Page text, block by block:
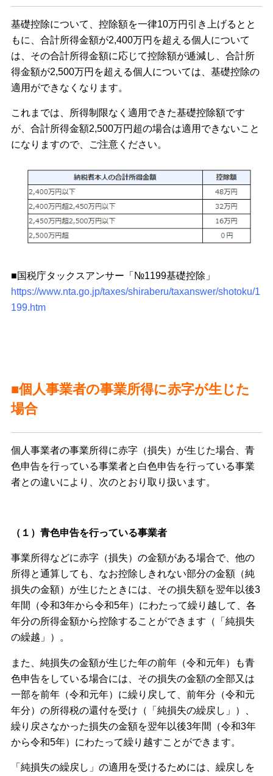
基礎控除について、控除額を一律10万円引き上げるとと
もに、合計所得金額が2,400万円を超える個人について
は、その合計所得金額に応じて控除額が逓減し、合計所
得金額が2,500万円を超える個人については、基礎控除の
適用ができなくなります。
これまでは、所得制限なく適用できた基礎控除額です
が、合計所得金額2,500万円超の場合は適用できないこと
になりますので、ご注意ください。
■国税庁タックスアンサー「№1199基礎控除」
https://www.nta.go.jp/taxes/shiraberu/taxanswer/shotoku/1
199.htm
■個人事業者の事業所得に赤字が生じた
場合
個人事業者の事業所得に赤字（損失）が生じた場合、青
色申告を行っている事業者と白色申告を行っている事業
者との違いにより、次のとおり取り扱います。
（１）青色申告を行っている事業者
事業所得などに赤字（損失）の金額がある場合で、他の
所得と通算しても、なお控除しきれない部分の金額（純
損失の金額）が生じたときには、その損失額を翌年以後3
年間（令和3年から令和5年）にわたって繰り越して、各
年分の所得金額から控除することができます（「純損失
の繰越」）。
また、純損失の金額が生じた年の前年（令和元年）も青
色申告をしている場合には、その損失の金額の全部又は
一部を前年（令和元年）に繰り戻して、前年分（令和元
年分）の所得税の還付を受け（「純損失の繰戻し」）、
繰り戻さなかった損失の金額を翌年以後3年間（令和3年
から令和5年）にわたって繰り越すことができます。
「純損失の繰戻し」の適用を受けるためには、繰戻しを